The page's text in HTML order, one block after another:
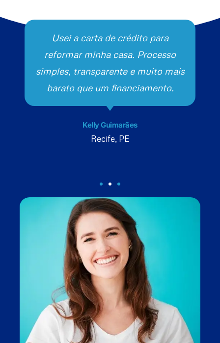
Usei a carta de crédito para
reformar minha casa. Processo
simples, transparente e muito mais
barato que um financiamento.
Kelly Guimarães
Recife, PE